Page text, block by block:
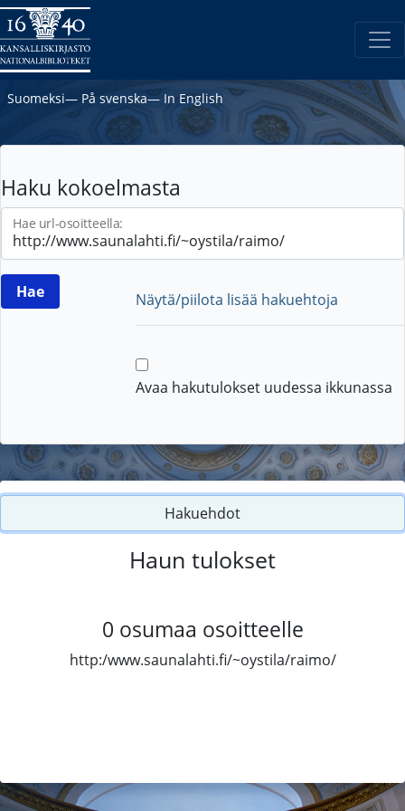
Suomeksi― På svenska― In English
Haku kokoelmasta
Hae url-osoitteella:
Näytä/piilota lisää hakuehtoja
Avaa hakutulokset uudessa ikkunassa
Hakuehdot
Haun tulokset
0 osumaa osoitteelle
http:/www.saunalahti.fi/~oystila/raimo/